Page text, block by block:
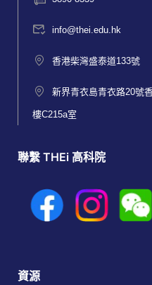
info@thei.edu.hk
香港柴灣盛泰道133號
新界青衣島青衣路20號
樓C215a室
聯繫 THEi 高科院
資源